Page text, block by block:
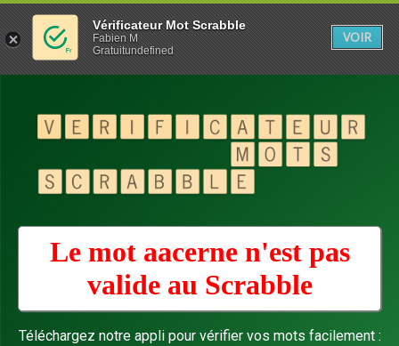
Le mot aacerne n'est pas
valide au Scrabble
Téléchargez notre appli pour vérifier vos mots facilement :
Vérificateur Mot Scrabble
Fabien M
Gratuitundefined
VOIR